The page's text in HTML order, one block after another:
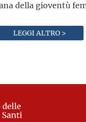
della gioventù
LEGGI ALTRO >